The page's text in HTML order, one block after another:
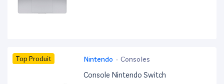
Top Produit Nintendo - Consoles
Console Nintendo Switch